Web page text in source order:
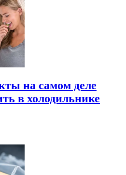
на самом деле
в холодильнике